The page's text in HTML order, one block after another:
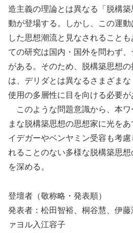
造主義の理論とは異なる「脱構
動が登場する。しかし、この運
した思想潮流と見なされること
ての研究は国内・国外を問わず
がある。そのため、脱構築思想
は、デリダとは異なるさまざま
使用の多層性に目を向ける必要が
このような問題意識から、本ワ
まな脱構築思想の思想家に光を
イデガーやベンヤミン受容も考
れることのない多様な脱構築思
を深める。
登壇者（敬称略・発表順）
発表者：松田智裕、桐谷慧、伊
ァヨル入江容子